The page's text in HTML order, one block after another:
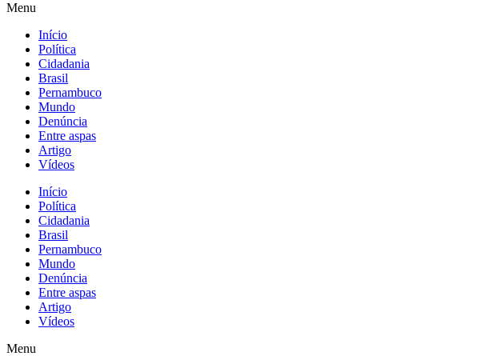
Menu
Início
Política
Cidadania
Brasil
Pernambuco
Mundo
Denúncia
Entre aspas
Artigo
Vídeos
Início
Política
Cidadania
Brasil
Pernambuco
Mundo
Denúncia
Entre aspas
Artigo
Vídeos
Menu